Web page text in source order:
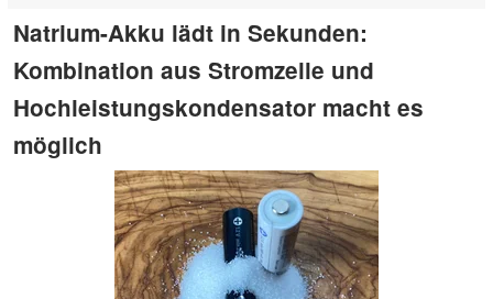
Natrium-Akku lädt in Sekunden:
Kombination aus Stromzelle und
Hochleistungskondensator macht es
möglich